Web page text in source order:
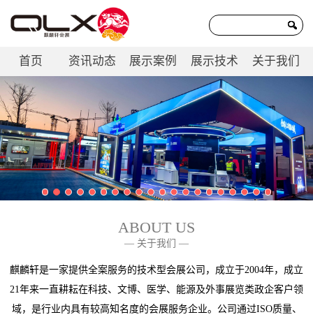
首页 资讯动态 展示案例 展示技术 关于我们
联系我们
ABOUT US
— 关于我们 —
麒麟轩是一家提供全案服务的技术型会展公司，成立于2004年，成立
21年来一直耕耘在科技、文博、医学、能源及外事展览类政企客户领
域，是行业内具有较高知名度的会展服务企业。公司通过ISO质量、